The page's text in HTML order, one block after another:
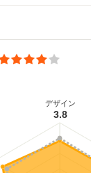
デザイン
3.8